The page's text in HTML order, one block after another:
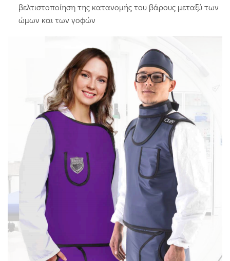
βελτιστοποίηση της κατανομής του βάρους μεταξύ των
ώμων και των γοφών